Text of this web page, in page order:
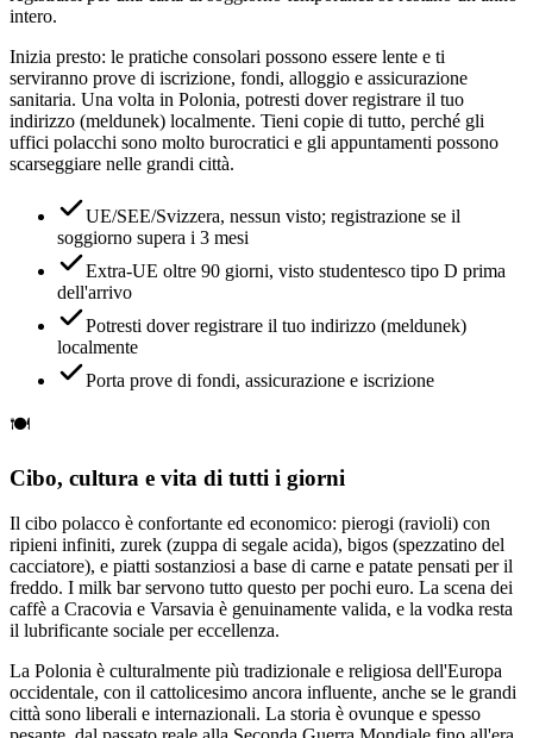
intero.
Inizia presto: le pratiche consolari possono essere lente e ti
serviranno prove di iscrizione, fondi, alloggio e assicurazione
sanitaria. Una volta in Polonia, potresti dover registrare il tuo
indirizzo (meldunek) localmente. Tieni copie di tutto, perché gli
uffici polacchi sono molto burocratici e gli appuntamenti possono
scarseggiare nelle grandi città.
UE/SEE/Svizzera, nessun visto; registrazione se il
soggiorno supera i 3 mesi
Extra-UE oltre 90 giorni, visto studentesco tipo D prima
dell'arrivo
Potresti dover registrare il tuo indirizzo (meldunek)
localmente
Porta prove di fondi, assicurazione e iscrizione
🍽️
Cibo, cultura e vita di tutti i giorni
Il cibo polacco è confortante ed economico: pierogi (ravioli) con
ripieni infiniti, zurek (zuppa di segale acida), bigos (spezzatino del
cacciatore), e piatti sostanziosi a base di carne e patate pensati per il
freddo. I milk bar servono tutto questo per pochi euro. La scena dei
caffè a Cracovia e Varsavia è genuinamente valida, e la vodka resta
il lubrificante sociale per eccellenza.
La Polonia è culturalmente più tradizionale e religiosa dell'Europa
occidentale, con il cattolicesimo ancora influente, anche se le grandi
città sono liberali e internazionali. La storia è ovunque e spesso